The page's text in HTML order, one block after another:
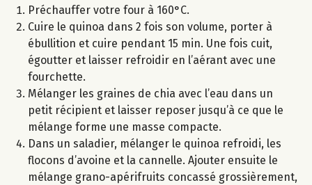
Préchauffer votre four à 160°C.
Cuire le quinoa dans 2 fois son volume, porter à
ébullition et cuire pendant 15 min. Une fois cuit,
égoutter et laisser refroidir en l’aérant avec une
fourchette.
Mélanger les graines de chia avec l’eau dans un
petit récipient et laisser reposer jusqu’à ce que le
mélange forme une masse compacte.
Dans un saladier, mélanger le quinoa refroidi, les
flocons d’avoine et la cannelle. Ajouter ensuite le
mélange grano-apérifruits concassé grossièrement,